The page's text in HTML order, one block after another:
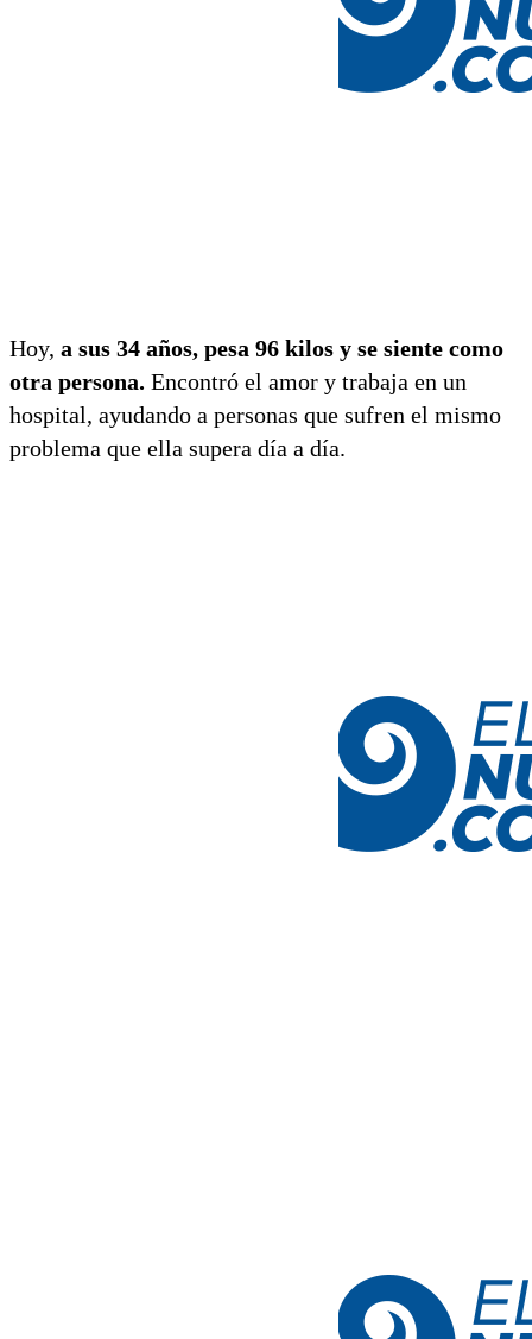
Hoy, a sus 34 años, pesa 96 kilos y se siente como
otra persona. Encontró el amor y trabaja en un
hospital, ayudando a personas que sufren el mismo
problema que ella supera día a día.